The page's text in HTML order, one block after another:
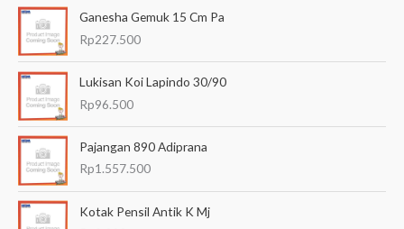
a
u
n
u
Ganesha Gemuk 15 Cm Pa
Rp227.500
Lukisan Koi Lapindo 30/90
Rp96.500
Pajangan 890 Adiprana
Rp1.557.500
Kotak Pensil Antik K Mj